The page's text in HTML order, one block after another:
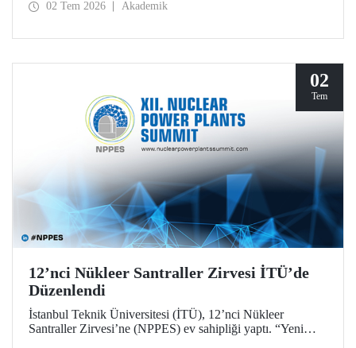
akademisyenleri ve araştırmacıları bir araya getirdi.
02 Tem 2026 Akademik
02
Tem
12’nci Nükleer Santraller Zirvesi İTÜ’de
Düzenlendi
İstanbul Teknik Üniversitesi (İTÜ), 12’nci Nükleer
Santraller Zirvesi’ne (NPPES) ev sahipliği yaptı. “Yeni